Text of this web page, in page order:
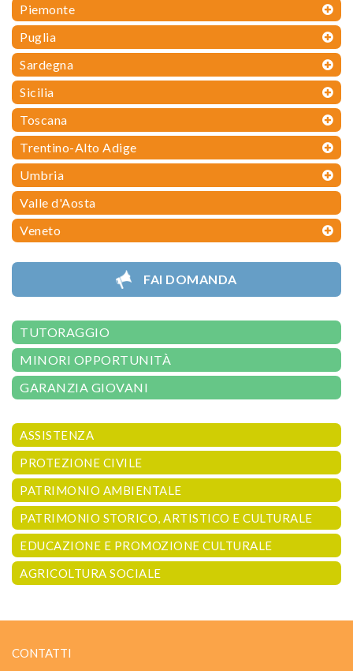
Piemonte
Puglia
Sardegna
Sicilia
Toscana
Trentino-Alto Adige
Umbria
Valle d'Aosta
Veneto
FAI DOMANDA
TUTORAGGIO
MINORI OPPORTUNITÀ
GARANZIA GIOVANI
ASSISTENZA
PROTEZIONE CIVILE
PATRIMONIO AMBIENTALE
PATRIMONIO STORICO, ARTISTICO E CULTURALE
EDUCAZIONE E PROMOZIONE CULTURALE
AGRICOLTURA SOCIALE
CONTATTI